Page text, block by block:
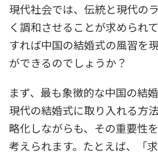
現代社会では、伝統と現代の
く調和させることが求められ
すれば中国の結婚式の風習を
ができるのでしょうか？
まず、最も象徴的な中国の結
現代の結婚式に取り入れる方
略化しながらも、その重要性
考えられます。たとえば、「